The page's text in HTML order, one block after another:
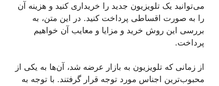
می‌توانید یک تلویزیون جدید را خریداری کنید و هزینه آن
را به صورت اقساطی پرداخت کنید. در این متن، به
بررسی این روش خرید و مزایا و معایب آن خواهیم
پرداخت.
از زمانی که تلویزیون به بازار عرضه شد، آن‌ها به یکی از
محبوب‌ترین اجناس مورد توجه قرار گرفتند. با توجه به